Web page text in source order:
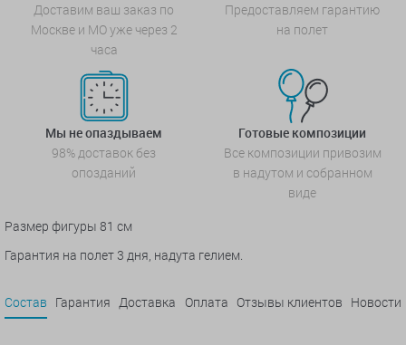
Доставим ваш заказ по
Москве и МО уже через 2
часа
Предоставляем гарантию
на полет
Мы не опаздываем
98% доставок без
опозданий
Готовые композиции
Все композиции привозим
в надутом и собранном
виде
Размер фигуры 81 см
Гарантия на полет 3 дня, надута гелием.
Состав Гарантия Доставка Оплата Отзывы клиентов Новости